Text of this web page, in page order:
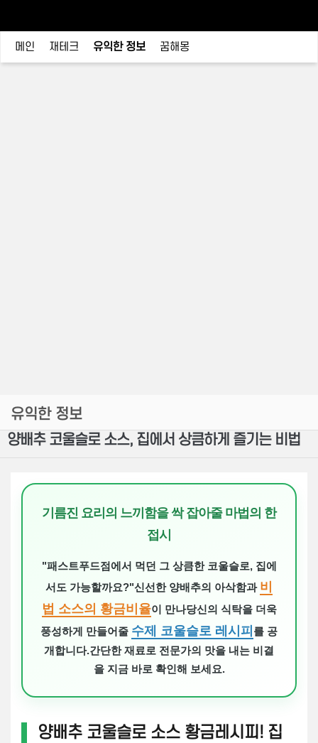
메인 재테크 유익한 정보 꿈해몽
유익한 정보
양배추 코울슬로 소스, 집에서 상큼하게 즐기는 비법
기름진 요리의 느끼함을 싹 잡아줄 마법의 한
접시
"패스트푸드점에서 먹던 그 상큼한 코울슬로, 집에
서도 가능할까요?"신선한 양배추의 아삭함과 비
법 소스의 황금비율이 만나당신의 식탁을 더욱
풍성하게 만들어줄 수제 코울슬로 레시피 를 공
개합니다.간단한 재료로 전문가의 맛을 내는 비결
을 지금 바로 확인해 보세요.
양배추 코울슬로 소스 황금레시피! 집